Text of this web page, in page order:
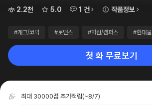
2.2천
5.0 1 건 작품정보
#개그/코믹 #로맨스 #학원/캠퍼스 #현대물
첫 화 무료보기
최대 30000점 추가적립(~8/7)